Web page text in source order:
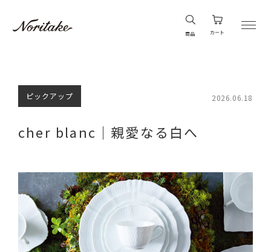
商品 カート
ピックアップ 2026.06.18
cher blanc｜親愛なる白へ